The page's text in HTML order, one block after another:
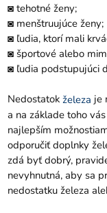
◙ tehotné ženy;
◙ menštruujúce ženy;
◙ ľudia, ktorí mali
◙ športové alebo
◙ ľudia podstupujúci
Nedostatokželeza je
a na základe toho
najlepším
odporučiť doplnky
zdá byť dobrý,
nevyhnutná, aby sa
nedostatku železa